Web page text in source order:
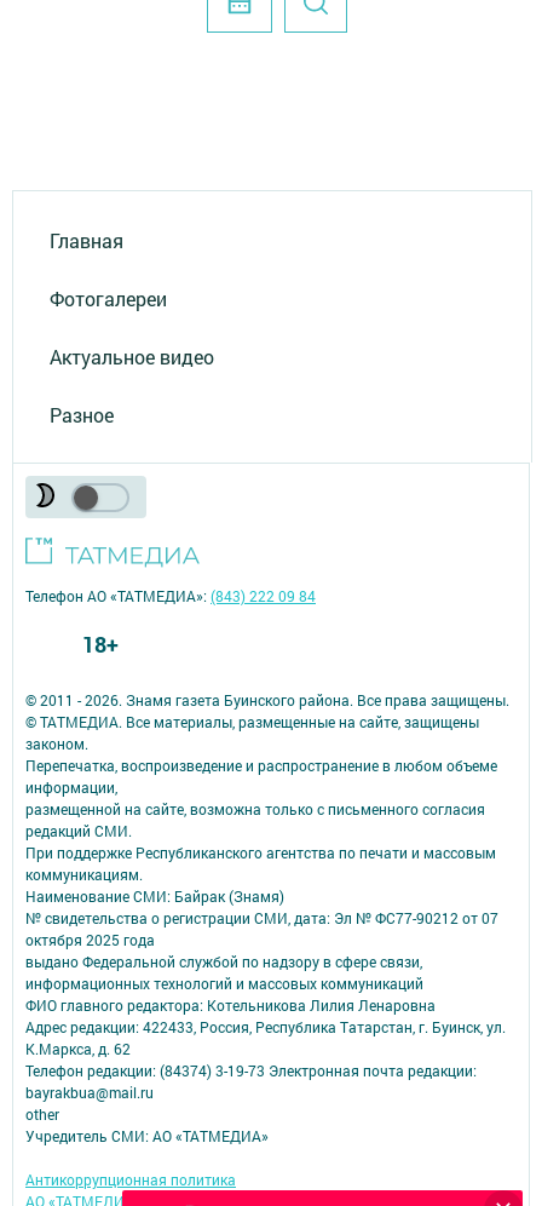
Главная
Фотогалереи
Актуальное видео
Разное
© 2011 - 2026. Знамя газета Буинского района. Все права защищены.
© ТАТМЕДИА. Все материалы, размещенные на сайте, защищены
законом.
Перепечатка, воспроизведение и распространение в любом объеме
информации,
размещенной на сайте, возможна только с письменного согласия
редакций СМИ.
При поддержке Республиканского агентства по печати и массовым
коммуникациям.
Наименование СМИ: Байрак (Знамя)
№ свидетельства о регистрации СМИ, дата: Эл № ФС77-90212 от 07
октября 2025 года
выдано Федеральной службой по надзору в сфере связи,
информационных технологий и массовых коммуникаций
ФИО главного редактора: Котельникова Лилия Ленаровна
Адрес редакции: 422433, Россия, Республика Татарстан, г. Буинск, ул.
К.Маркса, д. 62
Телефон редакции: (84374) 3-19-73 Электронная почта редакции:
bayrakbua@mail.ru
other
Учредитель СМИ: АО «ТАТМЕДИА»
Антикоррупционная политика
АО «ТАТМЕДИА» использует «cookie»
для персонализации сервисов и
Телефон АО «ТАТМЕДИА»:(843) 222 09 84
18+